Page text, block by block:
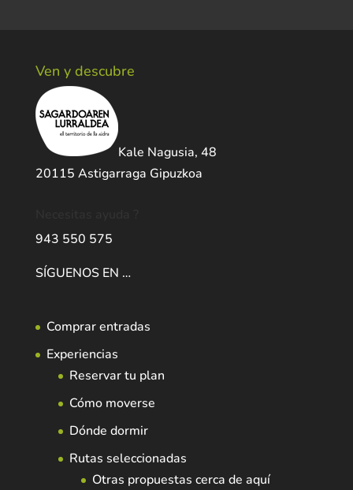
Ven y descubre
Kale Nagusia, 48
20115 Astigarraga Gipuzkoa
943 550 575
SÍGUENOS EN …
Comprar entradas
Experiencias
Reservar tu plan
Cómo moverse
Dónde dormir
Rutas seleccionadas
Otras propuestas cerca de aquí